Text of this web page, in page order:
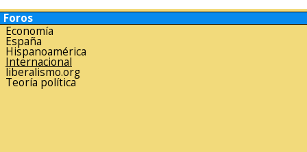
Foros
Economía
España
Hispanoamérica
Internacional
liberalismo.org
Teoría política